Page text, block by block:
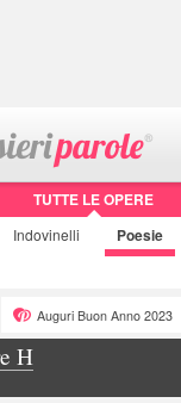
TUTTE LE OPERE
Indovinelli Poesie
Auguri Buon Anno 2023
H